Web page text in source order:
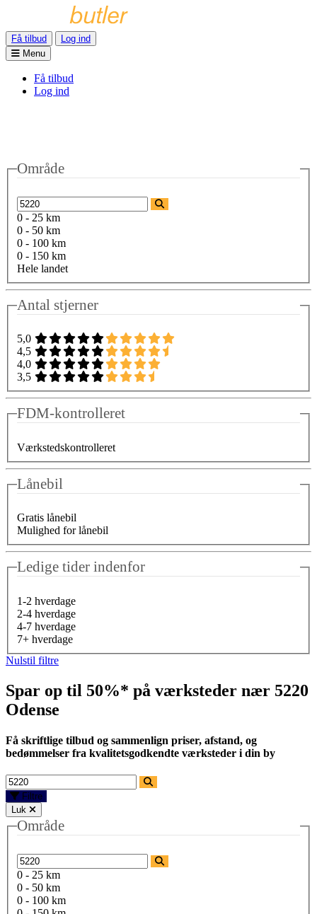
Få tilbud
Log ind
Menu
Få tilbud
Log ind
Område
0 - 25 km
0 - 50 km
0 - 100 km
0 - 150 km
Hele landet
Antal stjerner
5,0
4,5
4,0
3,5
FDM-kontrolleret
Værkstedskontrolleret
Lånebil
Gratis lånebil
Mulighed for lånebil
Ledige tider indenfor
1-2 hverdage
2-4 hverdage
4-7 hverdage
7+ hverdage
Nulstil filtre
Spar op til 50%* på værksteder nær 5220
Odense
Få skriftlige tilbud og sammenlign priser, afstand, og
bedømmelser fra kvalitetsgodkendte værksteder i din by
Filtre
Luk
Område
0 - 25 km
0 - 50 km
0 - 100 km